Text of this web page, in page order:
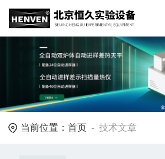
当前位置：首页 -技术文章